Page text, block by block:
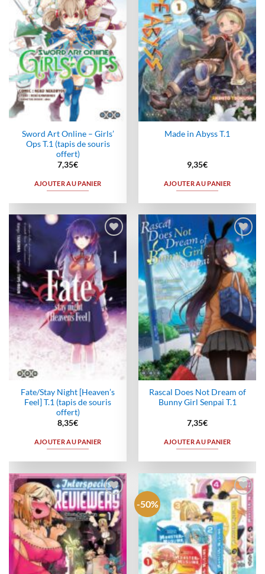
wishlist
Sword Art Online – Girls’
Ops T.1 (tapis de souris
offert)
7,35€
AJOUTER AU PANIER
wishlist
Made in Abyss T.1
9,35€
AJOUTER AU PANIER
Ajouter
à la
wishlist
Fate/Stay Night [Heaven’s
Feel] T.1 (tapis de souris
offert)
8,35€
AJOUTER AU PANIER
Ajouter
à la
wishlist
Rascal Does Not Dream of
Bunny Girl Senpai T.1
7,35€
AJOUTER AU PANIER
Ajouter
à la
wishlist
-50%
Ajouter
à la
wishlist